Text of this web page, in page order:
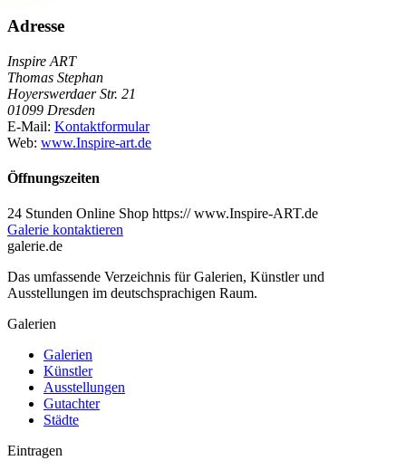
Adresse
Inspire ART
Thomas Stephan
Hoyerswerdaer Str. 21
01099 Dresden
E-Mail: Kontaktformular
Web: www.Inspire-art.de
Öffnungszeiten
24 Stunden Online Shop https:// www.Inspire-ART.de
Galerie kontaktieren
galerie.de
Das umfassende Verzeichnis für Galerien, Künstler und
Ausstellungen im deutschsprachigen Raum.
Galerien
Galerien
Künstler
Ausstellungen
Gutachter
Städte
Eintragen